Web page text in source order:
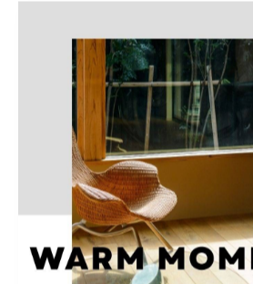
#薪ストーブ
カテゴリー
全てのカテゴリー
住宅設備
家庭用
煙突